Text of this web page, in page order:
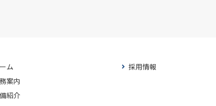
ム
案内
紹介
採用情報